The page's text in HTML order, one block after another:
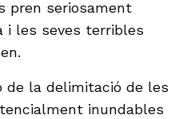
pren seriosament
i les seves terribles
de la delimitació de les
inundables